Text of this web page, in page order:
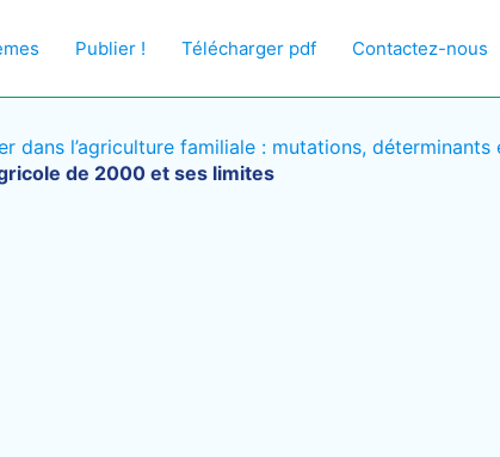
Publier ! Télécharger pdf Contactez-nous
dans l’agriculture familiale : mutations,
de 2000 et ses limites